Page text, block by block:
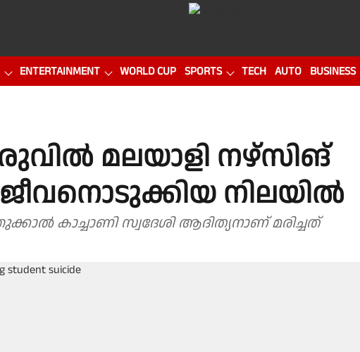
ENTERTAINMENT WORLD CUP SPORTS TECH AUTO BUSINESS
മലയാളി നഴ്സിങ്
ജീവനൊടുക്കിയ നിലയിൽ
അരുവിക്കര കളത്തുക്കാൽ കാച്ചാണി സ്വദേശി ആദിത്യനാണ് മരിച്ചത്